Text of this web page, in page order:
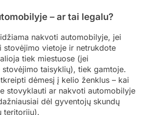
– ar tai legalu?
nakvoti automobilyje, jei
stovėjimo vietoje ir netrukdote
tiek miestuose (jei
stovėjimo taisyklių), tiek gamtoje.
dėmesį į kelio ženklus – kai
stovyklauti ar nakvoti automobilyje
dėl gyventojų skundų
teritorijų).